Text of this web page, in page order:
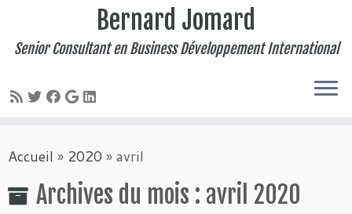
au
contenu
Bernard Jomard
Senior Consultant en Business Développement International
Accueil » 2020 »avril
Archives du mois : avril 2020